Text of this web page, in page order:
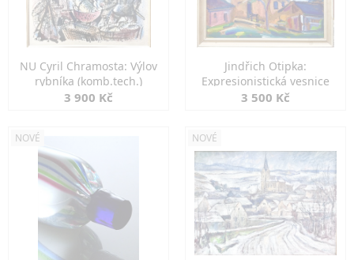
NU Cyril Chramosta: Výlov
rybníka (komb.tech.)
3 900 Kč
Jindřich Otipka:
Expresionistická vesnice
3 500 Kč
NOVÉ NOVÉ